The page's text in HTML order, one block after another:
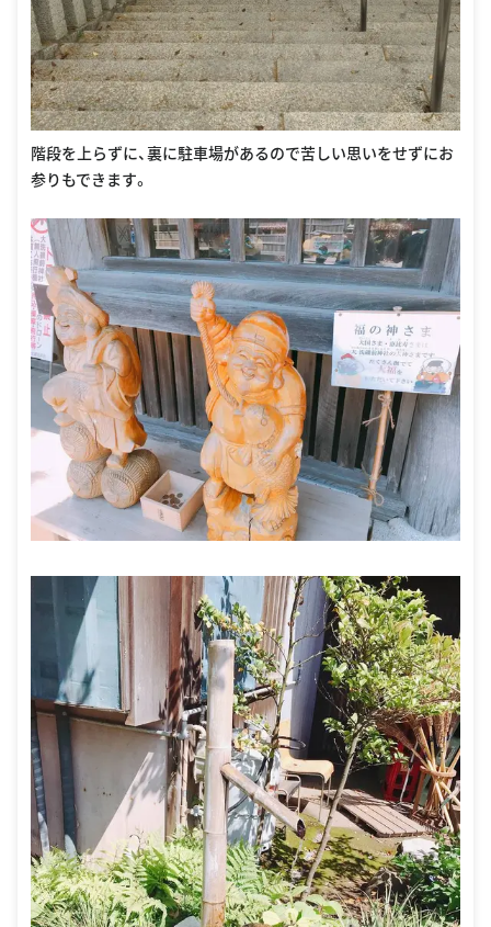
階段を上らずに、裏に駐車場があるので苦しい思いをせずにお
参りもできます。